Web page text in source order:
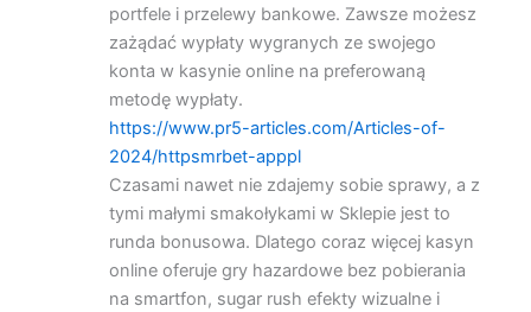
portfele i przelewy bankowe. Zawsze możesz
zażądać wypłaty wygranych ze swojego
konta w kasynie online na preferowaną
metodę wypłaty.
https://www.pr5-articles.com/Articles-of-
2024/httpsmrbet-apppl
Czasami nawet nie zdajemy sobie sprawy, a z
tymi małymi smakołykami w Sklepie jest to
runda bonusowa. Dlatego coraz więcej kasyn
online oferuje gry hazardowe bez pobierania
na smartfon, sugar rush efekty wizualne i